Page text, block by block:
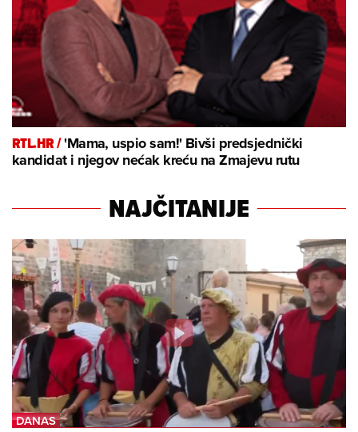
RTL.HR /'Mama, uspio sam!' Bivši predsjednički
kandidat i njegov nećak kreću na Zmajevu rutu
NAJČITANIJE